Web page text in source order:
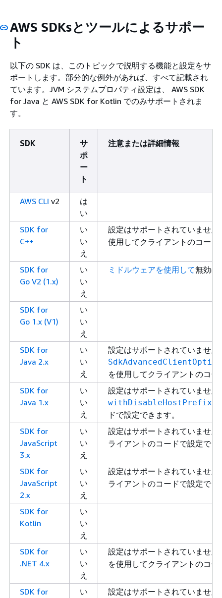
AWS SDKsとツールによるサポー
ト
以下の SDK は、このトピックで説明する機能と設定をサ
ポートします。部分的な例外があれば、すべて記載され
ています。JVM システムプロパティ設定は、 AWS SDK
for Java と AWS SDK for Kotlin でのみサポートされま
す。
SDK
サ
ポ
ー
ト
注意または詳細情報
AWS CLI v2
は
い
SDK for
C++
い
い
え
設定はサポートされていません
使用してクライアントのコー
SDK for
Go V2 (1.x)
い
い
え
ミドルウェアを使用して無効に
SDK for
Go 1.x (V1)
い
い
え
SDK for
Java 2.x
い
い
え
設定はサポートされていません
を使用してクライアントのコ
SDK for
Java 1.x
い
い
え
設定はサポートされていません
ドで設定できます。
SDK for
JavaScript
3.x
い
い
え
設定はサポートされていません
ライアントのコードで設定でき
SDK for
JavaScript
2.x
い
い
え
設定はサポートされていません
ライアントのコードで設定でき
SDK for
Kotlin
い
い
え
SDK for
.NET 4.x
い
い
え
設定はサポートされていません
を使用してクライアントのコ
SDK for
い
設定はサポートされていません